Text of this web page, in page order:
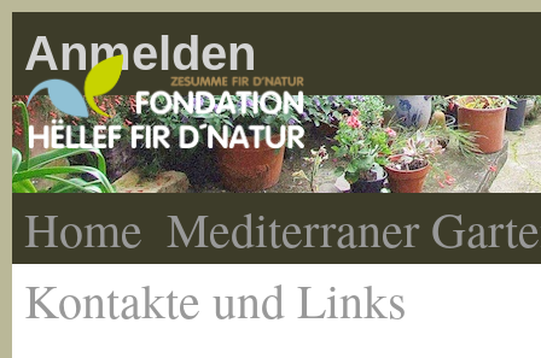
Anmelden
Home Mediterraner
Kontakte und Links